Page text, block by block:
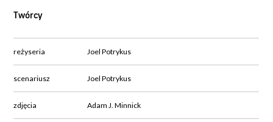
Twórcy
reżyseria Joel Potrykus
scenariusz Joel Potrykus
zdjęcia Adam J. Minnick